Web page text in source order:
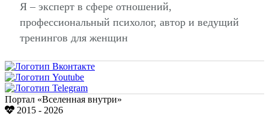
Я – эксперт в сфере отношений,
профессиональный психолог, автор и ведущий
тренингов для женщин
Портал «Вселенная внутри»
2015 - 2026